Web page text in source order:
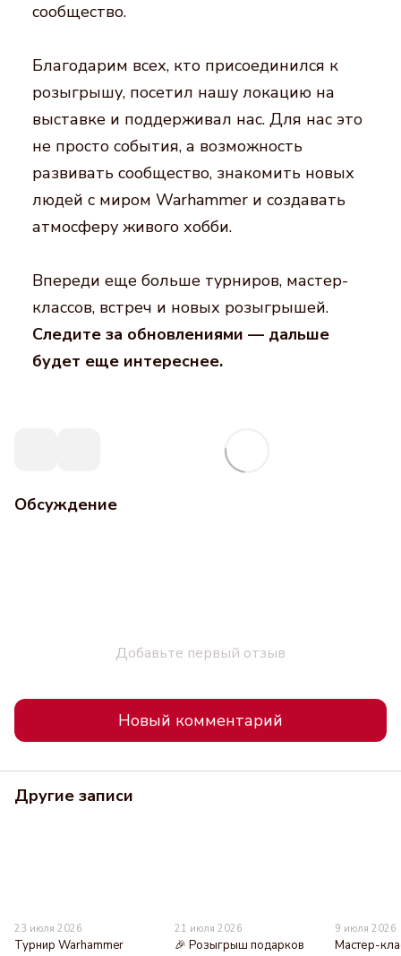
сообщество.
Благодарим всех, кто присоединился к
розыгрышу, посетил нашу локацию на
выставке и поддерживал нас. Для нас это
не просто события, а возможность
развивать сообщество, знакомить новых
людей с миром Warhammer и создавать
атмосферу живого хобби.
Впереди еще больше турниров, мастер-
классов, встреч и новых розыгрышей.
Следите за обновлениями — дальше
будет еще интереснее.
Обсуждение
Добавьте первый отзыв
Новый комментарий
Другие записи
23 июля 2026
Турнир Warhammer
21 июля 2026
🎉 Розыгрыш подарков
9 июля 2026
Мастер-